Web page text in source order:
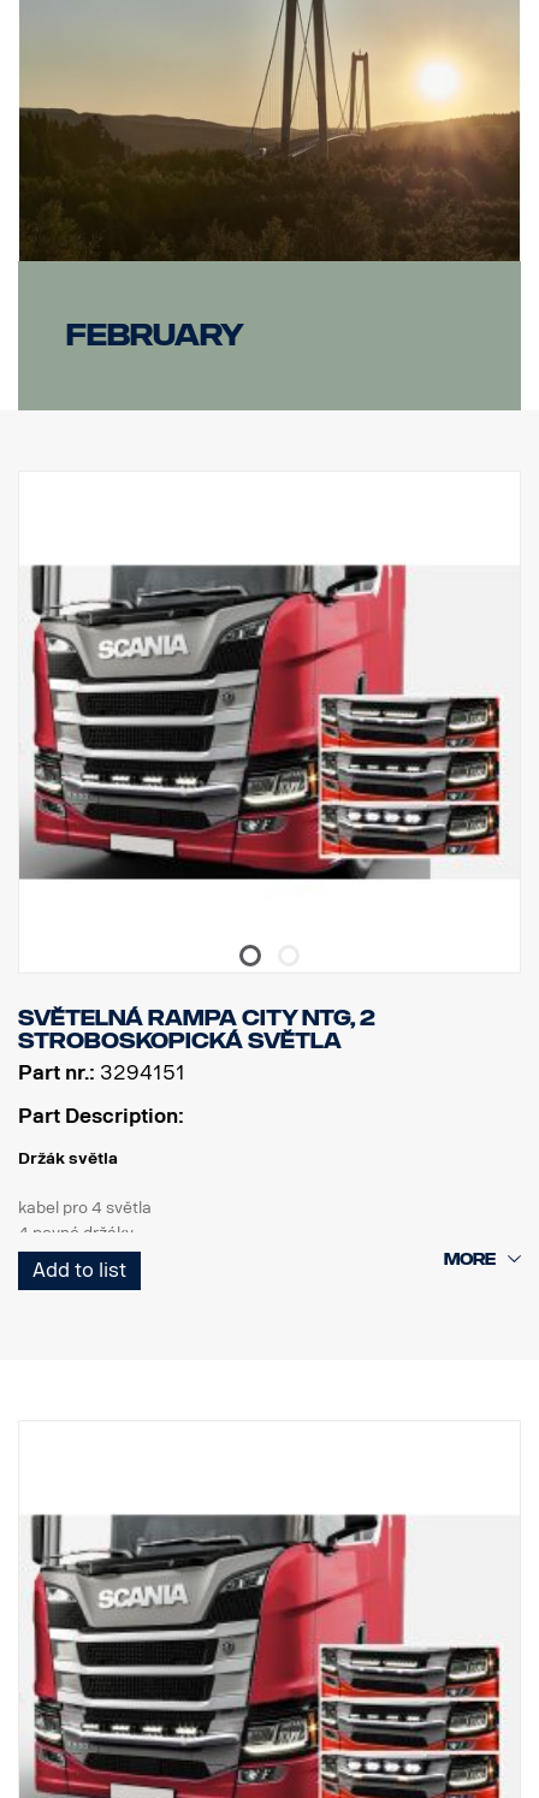
NEHODÍ se pro nízké nebo vysunuté ocelové nárazníky „XT“.
Součástí dodávky jsou nástroje pro montáž, držák loga, 8 ks
držáků svítidel a montážní instrukce.
( Světla nejsou součástí dodávky )
February
Světelná rampa City NTG, 2
stroboskopická světla
Part nr.: 3294151
Part Description:
Držák světla
kabel pro 4 světla
4 pevné držáky
Add to list